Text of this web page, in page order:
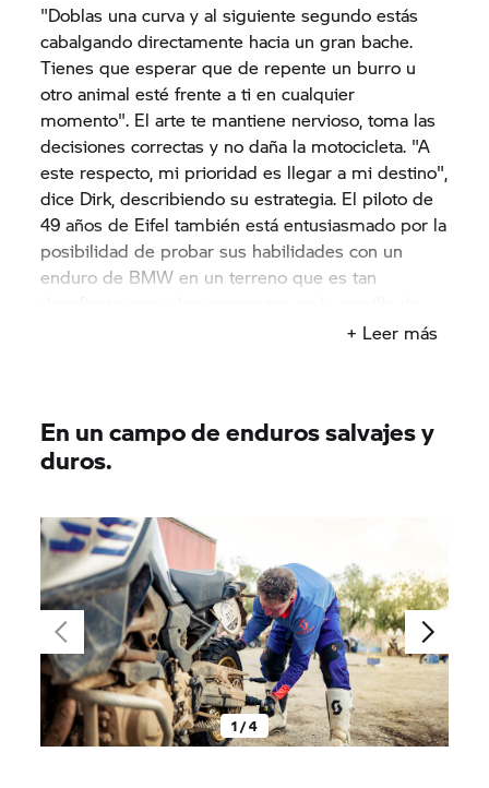
"Doblas una curva y al siguiente segundo estás
cabalgando directamente hacia un gran bache.
Tienes que esperar que de repente un burro u
otro animal esté frente a ti en cualquier
momento". El arte te mantiene nervioso, toma las
decisiones correctas y no daña la motocicleta. "A
este respecto, mi prioridad es llegar a mi destino",
dice Dirk, describiendo su estrategia. El piloto de
49 años de Eifel también está entusiasmado por la
posibilidad de probar sus habilidades con un
enduro de BMW en un terreno que es tan
salida son difíciles. Y ser absolutamente+ Leer más
En un campo de enduros salvajes y
duros.
1 / 4